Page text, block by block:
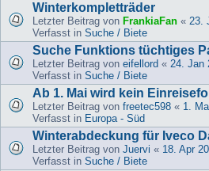
Winterkompletträder
Letzter Beitrag von FrankiaFan « 23.
Verfasst in Suche / Biete
Suche Funktions tüchtiges
Letzter Beitrag von eifellord « 24. Jan
Verfasst in Suche / Biete
Ab 1. Mai wird kein
Letzter Beitrag von freetec598 « 1.
Verfasst in Europa - Süd
Winterabdeckung für Iveco
Letzter Beitrag von Juervi « 18. Apr
Verfasst in Suche / Biete